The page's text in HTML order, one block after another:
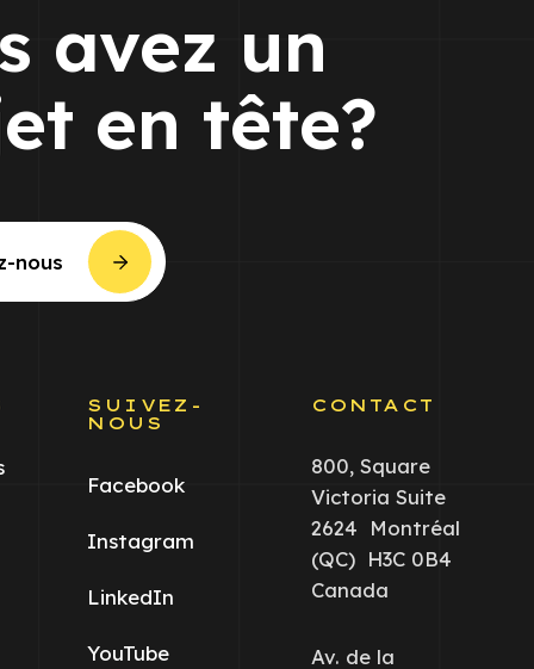
avez un
en tête?
nous
SUIVEZ-
NOUS
Facebook
Instagram
LinkedIn
YouTube
CONTACT
800, Square
Victoria Suite
2624 Montréal
(QC) H3C 0B4
Canada
Av. de la